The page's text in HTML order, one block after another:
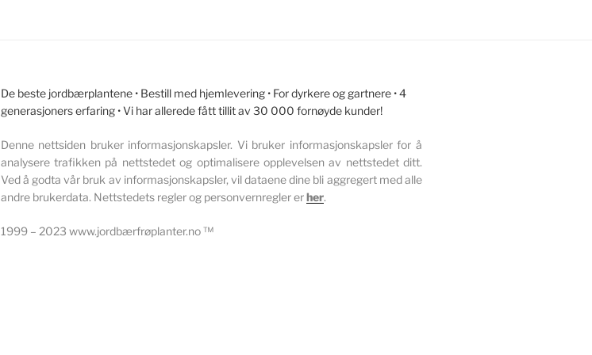
De beste jordbærplantene • Bestill med hjemlevering • For dyrkere og gartnere • 4
generasjoners erfaring • Vi har allerede fått tillit av 30 000 fornøyde kunder!
Denne nettsiden bruker informasjonskapsler. Vi bruker informasjonskapsler for å
analysere trafikken på nettstedet og optimalisere opplevelsen av nettstedet ditt.
Ved å godta vår bruk av informasjonskapsler, vil dataene dine bli aggregert med alle
andre brukerdata. Nettstedets regler og personvernregler erher.
1999 – 2023 www.jordbærfrøplanter.no ™